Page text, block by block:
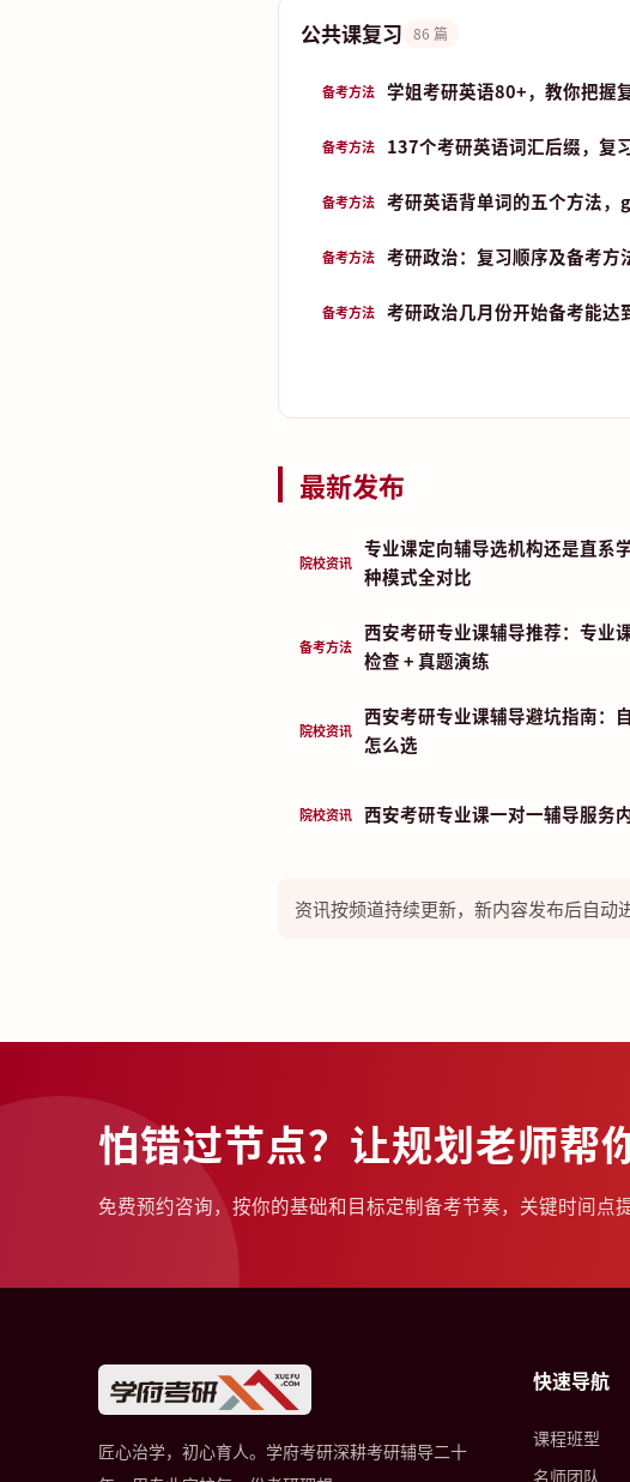
公共课复习 86 篇
备考方法 学姐考研英语80+，教你把握
备考方法 137个考研英语词汇后缀，复
备考方法 考研英语背单词的五个方法，
备考方法 考研政治：复习顺序及备考方
备考方法 考研政治几月份开始备考能达
最新发布
院校资讯
专业课定向辅导选机构还是直系
种模式全对比
备考方法
西安考研专业课辅导推荐：专业
检查 + 真题演练
院校资讯
西安考研专业课辅导避坑指南：
怎么选
院校资讯 西安考研专业课一对一辅导服务
资讯按频道持续更新，新内容发布后自动
怕错过节点？让规划老师帮
免费预约咨询，按你的基础和目标定制备考节奏，关键时间点
匠心治学，初心育人。学府考研深耕考研辅导二十
快速导航
课程班型
名师团队